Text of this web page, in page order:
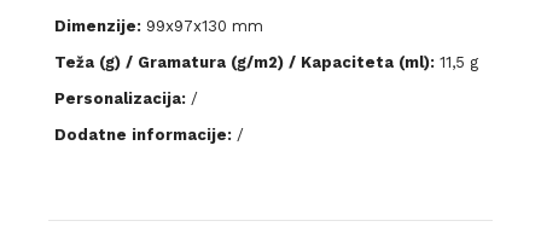
Dimenzije: 99x97x130 mm
Teža (g) / Gramatura (g/m2) / Kapaciteta (ml): 11,5 g
Personalizacija: /
Dodatne informacije: /